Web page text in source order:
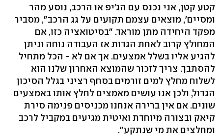
קטע קטן, אני נכנס עם הג'יפ או הרכב, נוסע מהר
ומסיים', מוצאים עצמם תקועים על גג הרכב", מסביר
מפקד היחידה מתן מוראד. "בסיטואציה כזו, אם
המחולץ קרוב לאחת הגדות אז העבודה נוחה וניתן
להגיע אליו בשלל אמצעים. אך אם לא - הכל מתחיל
להסתבך. צריך לזכור שהמוצא האחרון שלנו הוא
לשלוח מחלץ למים זורמים בסחף רציני בגלל הסיכון
הגדול, ולכן אנו עושים מאמצים לחלץ אותו באמצעים
שונים. אם אין ברירה אנחנו מכניסים פנימה סירת
קיאק ובצורה מיוחדת ואיטית מגיעים במקביל לרכב
ומחלצים את מי שנתקע".